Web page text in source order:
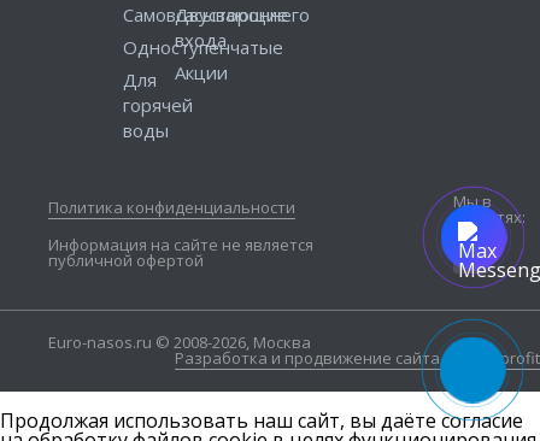
Самовсасывающие
Одноступенчатые
Для
горячей
воды
Двустороннего
входа
Акции
Политика конфиденциальности
Информация на сайте не является
публичной офертой
Мы в
соцсетях:
Euro-nasos.ru © 2008-2026, Москва
Разработка и продвижение сайта — Seo4profit
Продолжая использовать наш сайт, вы даёте согласие